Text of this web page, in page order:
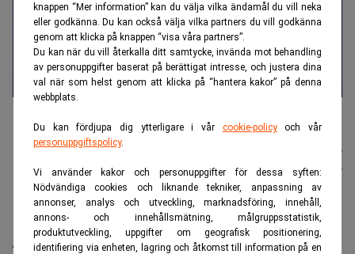
knappen “Mer information” kan du välja vilka ändamål du vill neka
eller godkänna. Du kan också välja vilka partners du vill godkänna
genom att klicka på knappen “visa våra partners”.
Du kan när du vill återkalla ditt samtycke, invända mot behandling
av personuppgifter baserat på berättigat intresse, och justera dina
val när som helst genom att klicka på “hantera kakor” på denna
webbplats.
Du kan fördjupa dig ytterligare i vår cookie-policyoch vår
personuppgiftspolicy.
Vi använder kakor och personuppgifter för dessa syften:
Nödvändiga cookies och liknande tekniker, anpassning av
annonser, analys och utveckling, marknadsföring, innehåll,
annons- och innehållsmätning, målgruppsstatistik,
produktutveckling, uppgifter om geografisk positionering,
identifiering via enheten, lagring och åtkomst till information på en
Så ser en första titt på Samsungs smarta glasögon ut. (Foto:
Samsung).
Johannes
Stenlund
22 juli 2026
Uppdaterad:
22 juli 2026
Meta tog det första riktiga steget in i marknaden för
AI-glasögon. Nu kommer Samsung efter med sin